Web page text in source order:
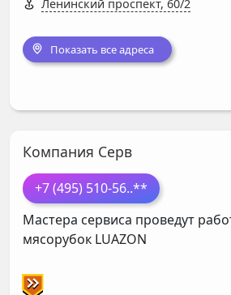
Ленинский проспект, 60/2
Показать все адреса
Компания Серв
+7 (495) 510-56..**
Мастера сервиса проведут
мясорубок LUAZON